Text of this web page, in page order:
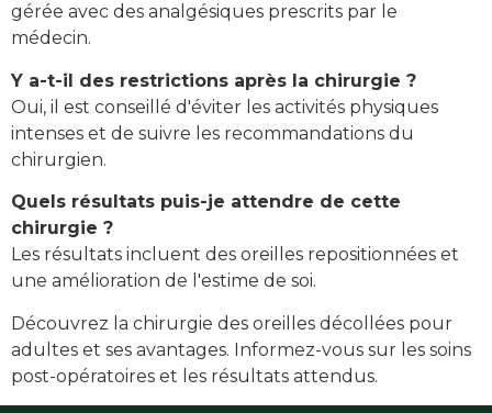
gérée avec des analgésiques prescrits par le
médecin.
Y a-t-il des restrictions après la chirurgie ?
Oui, il est conseillé d'éviter les activités physiques
intenses et de suivre les recommandations du
chirurgien.
Quels résultats puis-je attendre de cette
chirurgie ?
Les résultats incluent des oreilles repositionnées et
une amélioration de l'estime de soi.
Découvrez la chirurgie des oreilles décollées pour
adultes et ses avantages. Informez-vous sur les soins
post-opératoires et les résultats attendus.